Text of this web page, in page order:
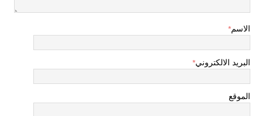
الاسم*
البريد الالكتروني*
الموقع